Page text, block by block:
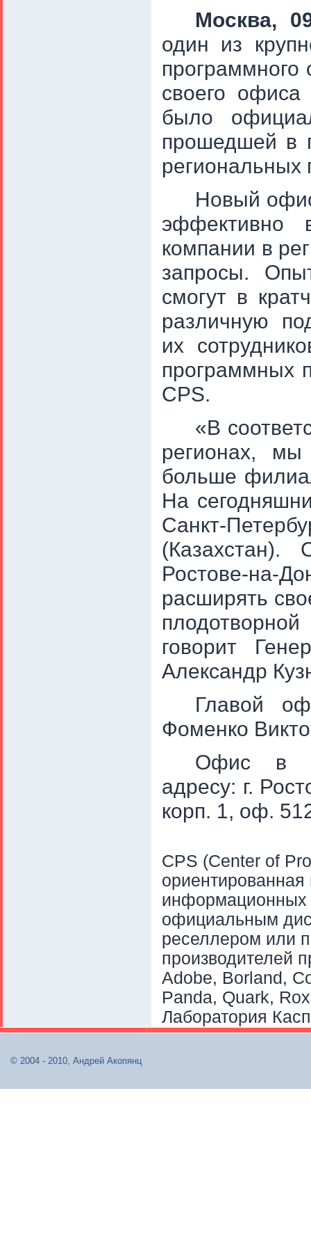
Москва,
один из
программного
своего
было
прошедшей в
региональных
Новый
эффективно
компании в
запросы.
смогут в
различную
их
программных
CPS.
«В
регионах,
больше
На
Санкт-
Ростове-на-
расширять
говорит
Александр
Главой
Фоменко
Офис в
адресу: г.
корп. 1, оф.
CPS (Сenter of
информационных
официальным
реселлером или
производителей
Adobe, Borland,
Panda, Quark,
Лаборатория
© 2004 - 2010, Андрей Акопянц